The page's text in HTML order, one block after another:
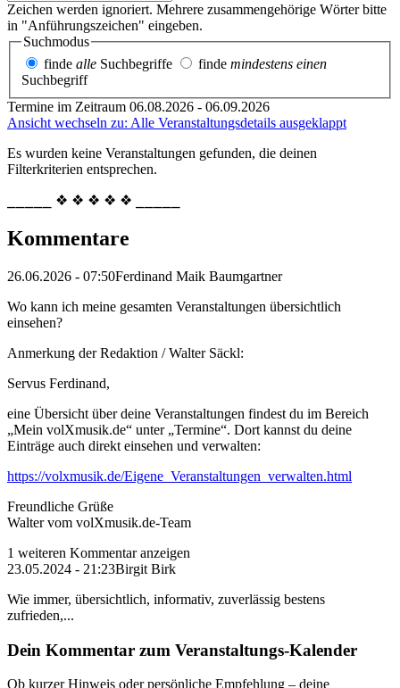
Zeichen werden ignoriert. Mehrere zusammengehörige Wörter bitte
in "Anführungszeichen" eingeben.
Suchmodus
finde alle Suchbegriffe finde mindestens einen
Suchbegriff
Termine im Zeitraum 06.08.2026 - 06.09.2026
Ansicht wechseln zu: Alle Veranstaltungsdetails ausgeklappt
Es wurden keine Veranstaltungen gefunden, die deinen
Filterkriterien entsprechen.
⎯⎯⎯⎯⎯ ❖ ❖ ❖ ❖ ❖ ⎯⎯⎯⎯⎯
Kommentare
26.06.2026 - 07:50Ferdinand Maik Baumgartner
Wo kann ich meine gesamten Veranstaltungen übersichtlich
einsehen?
Anmerkung der Redaktion /Walter Säckl:
Servus Ferdinand,
eine Übersicht über deine Veranstaltungen findest du im Bereich
„Mein volXmusik.de“ unter „Termine“. Dort kannst du deine
Einträge auch direkt einsehen und verwalten:
https://volxmusik.de/Eigene_Veranstaltungen_verwalten.html
Freundliche Grüße
Walter vom volXmusik.de-Team
1 weiteren Kommentar anzeigen
23.05.2024 - 21:23Birgit Birk
Wie immer, übersichtlich, informativ, zuverlässig bestens
zufrieden,...
Dein Kommentar zum Veranstaltungs-Kalender
Ob kurzer Hinweis oder persönliche Empfehlung – deine